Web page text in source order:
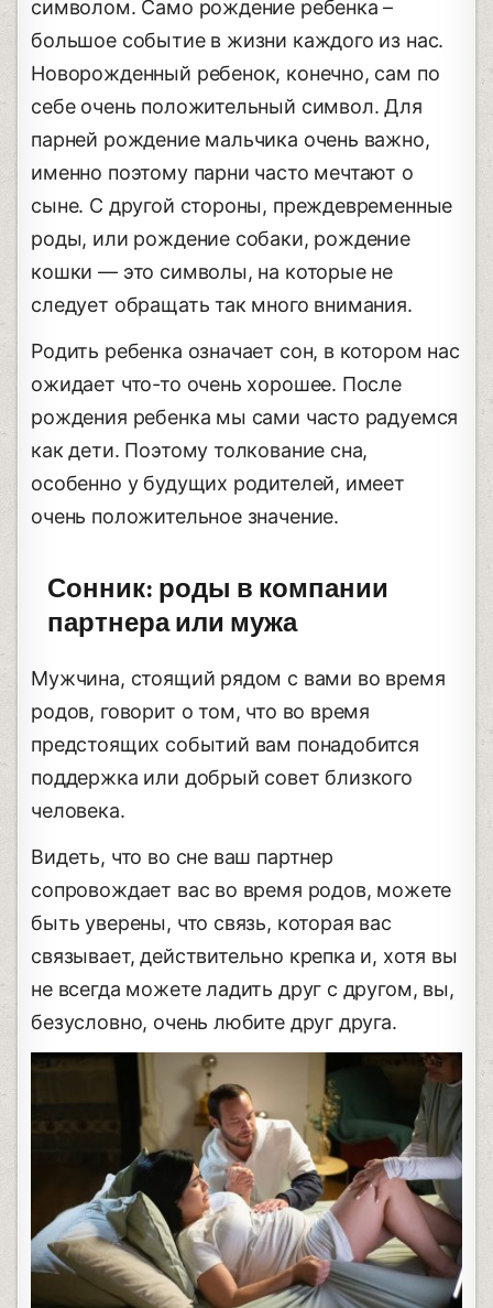
символом. Само рождение ребенка –
большое событие в жизни каждого из нас.
Новорожденный ребенок, конечно, сам по
себе очень положительный символ. Для
парней рождение мальчика очень важно,
именно поэтому парни часто мечтают о
сыне. С другой стороны, преждевременные
роды, или рождение собаки, рождение
кошки — это символы, на которые не
следует обращать так много внимания.
Родить ребенка означает сон, в котором нас
ожидает что-то очень хорошее. После
рождения ребенка мы сами часто радуемся
как дети. Поэтому толкование сна,
особенно у будущих родителей, имеет
очень положительное значение.
Сонник: роды в компании
партнера или мужа
Мужчина, стоящий рядом с вами во время
родов, говорит о том, что во время
предстоящих событий вам понадобится
поддержка или добрый совет близкого
человека.
Видеть, что во сне ваш партнер
сопровождает вас во время родов, можете
быть уверены, что связь, которая вас
связывает, действительно крепка и, хотя вы
не всегда можете ладить друг с другом, вы,
безусловно, очень любите друг друга.